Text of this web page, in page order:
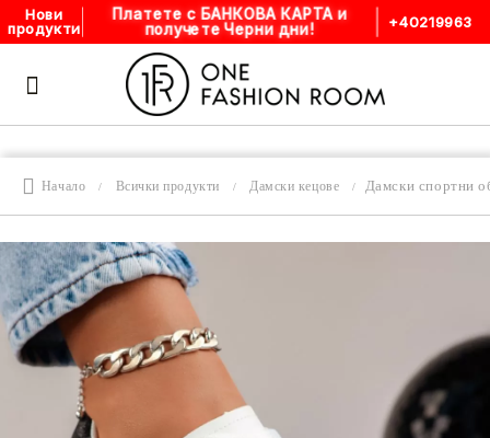
Нови
продукти
Платете с БАНКОВА КАРТА и
получете Черни дни!
+40219963
Начало Всички продукти Дамски кецове Дамски спортни